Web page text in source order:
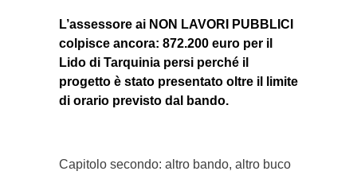
L’assessore ai NON LAVORI PUBBLICI
colpisce ancora: 872.200 euro per il
Lido di Tarquinia persi perché il
progetto è stato presentato oltre il limite
di orario previsto dal bando.
Capitolo secondo: altro bando, altro buco